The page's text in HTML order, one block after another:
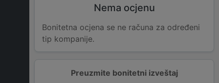
Preuzmite bonitetni izveštaj
Nema ocjenu
Bonitetna ocjena se ne računa za određeni
tip kompanije.